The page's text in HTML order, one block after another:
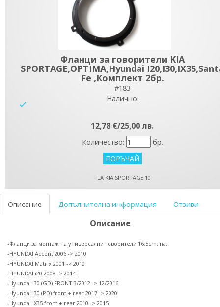
Фланци за говорители KIA
SPORTAGE,OPTIMA,Hyundai
Fe ,Комплект 2бр.
#183
Налично:
12,78 €/25,00 лв.
Количество: бр.
FLA KIA SPORTAGE 10
Описание Допълнителна информация Отзиви
Описание
-Фланци за монтаж на универсални говорители 16.5cm. на:
-HYUNDAI Accent 2006 -> 2010
-HYUNDAI Matrix 2001 -> 2010
-HYUNDAI i20 2008 -> 2014
-Hyundai i30 (GD) FRONT 3/2012 -> 12/2016
-Hyundai i30 (PD) front + rear 2017 -> 2020
-Hyundai IX35 front + rear 2010 -> 2015